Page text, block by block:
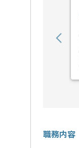
職務内容